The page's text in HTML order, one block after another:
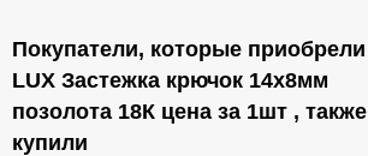
Покупатели, которые приобрели
LUX Застежка крючок 14х8мм
позолота 18К цена за 1шт , также
купили